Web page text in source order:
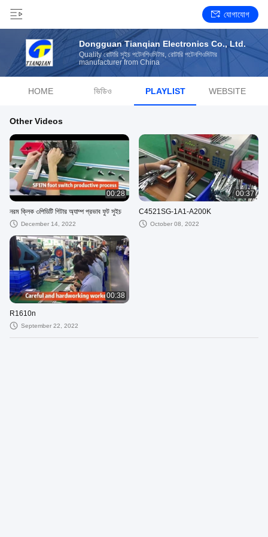
যোগাযোগ
Dongguan Tianqian Electronics Co., Ltd.
Quality রোটারি সুইচ পটেনশিওমিটার, রোটারি পটেনশিওমিটার
manufacturer from China
HOME ভিডিও PLAYLIST WEBSITE
Other Videos
00:28
নরম ক্লিক ৩পিডিটি গিটার অ্যাম্প প্রভাব ফুট সুইচ
December 14, 2022
00:37
C4521SG-1A1-A200K
October 08, 2022
00:38
R1610n
September 22, 2022